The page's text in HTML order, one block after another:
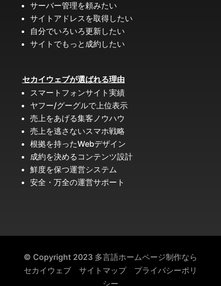
サーバー管理を頼みたい
サイトアドレスを取得したい
自分でいろいろ更新したい
サイトでもっと成約したい
セカイウェブが選ばれる理由
スマートフォンサイト実績
ヤフー/グーグルで上位表示
売上をあげる集客ノウハウ
売上を逃さないスマホ戦略
根拠を持ったWebデザイン
成約を決めるコンテンツ設計
鮮度を保つ運営システム
安全・万全の運営サポート
© Copyright 2023 多言語ホームページ制作なら
セカイウェブ
サイトマップ
プライバシーポリ
シー